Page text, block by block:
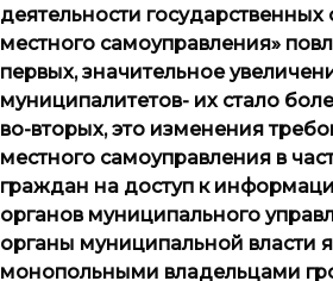
деятельности государственных
местного самоуправления»
первых, значительное
муниципалитетов- их стало
во-вторых, это изменения
местного самоуправления в
граждан на доступ к
органов муниципального
органы муниципальной власти
монопольными владельцами